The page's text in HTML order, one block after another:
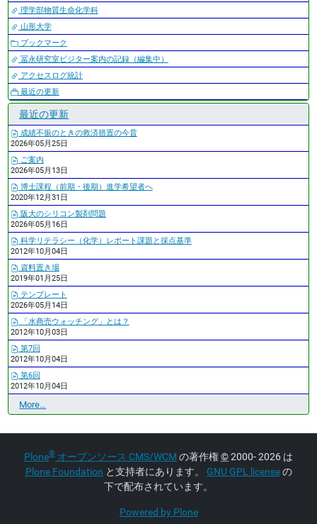
理学部物質生命化学科
山形大学
ブックマーク
冨永研究室ビジター案内の記録（編集中）
アクセスログ統計
最近の更新
最近の更新
成績不振のときの救済措置の今昔
2026年05月25日
ご案内
2026年05月13日
博士課程（前期・後期）進学希望者へ
2020年12月31日
阪大のシリコン製剤問題
2026年05月16日
科学リテラシー（化学）レポート課題と採点基準
2012年10月04日
資料置き場
2019年01月25日
テンプレート
2026年05月14日
「水商売ウォッチング」とは？
2012年10月03日
第7回
2012年10月04日
第6回
2012年10月04日
最
近
新
More…
Plone® オープンソース CMS/WCM の著作権©2000- 2026 は
Plone Foundation と支持者にあります。 GNU GPL licenseの
下で配布されています。
Powered by Plone